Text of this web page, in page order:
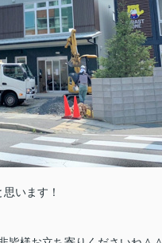
います！